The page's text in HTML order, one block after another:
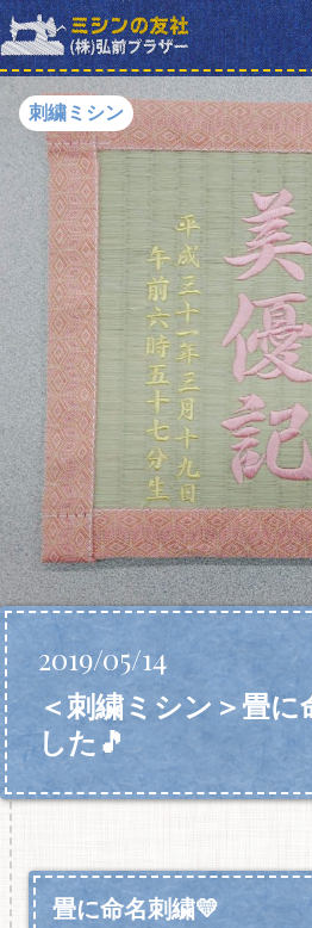
刺繍ミシン
2019/05/14
＜刺繍ミシン＞畳に
した🎵
畳に命名刺繍💛